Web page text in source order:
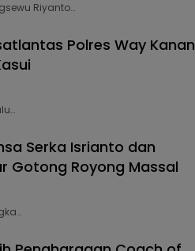
Riyanto…
Polres Way Kanan
Serka Isrianto dan
Gotong Royong Massal